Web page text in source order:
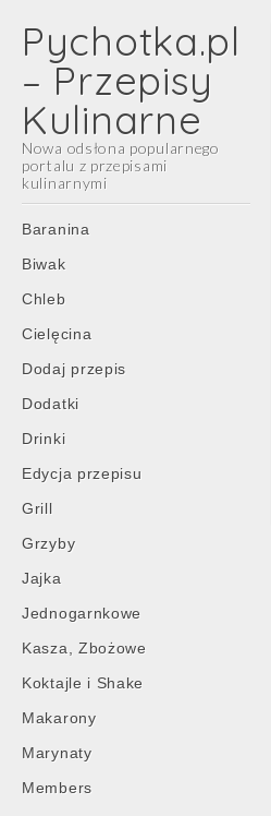
Pychotka.pl
– Przepisy
Kulinarne
Nowa odsłona popularnego
portalu z przepisami
kulinarnymi
Main
menu
Skip
content
Baranina
Biwak
Chleb
Cielęcina
Dodaj przepis
Dodatki
Drinki
Edycja przepisu
Grill
Grzyby
Jajka
Jednogarnkowe
Kasza, Zbożowe
Koktajle i Shake
Makarony
Marynaty
Members